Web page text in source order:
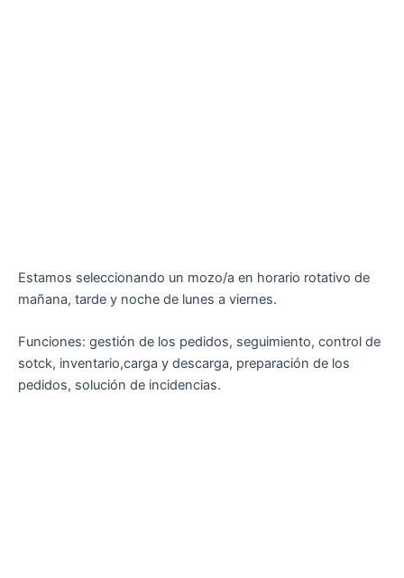
Estamos seleccionando un mozo/a en horario rotativo de
mañana, tarde y noche de lunes a viernes.
Funciones: gestión de los pedidos, seguimiento, control de
sotck, inventario,carga y descarga, preparación de los
pedidos, solución de incidencias.